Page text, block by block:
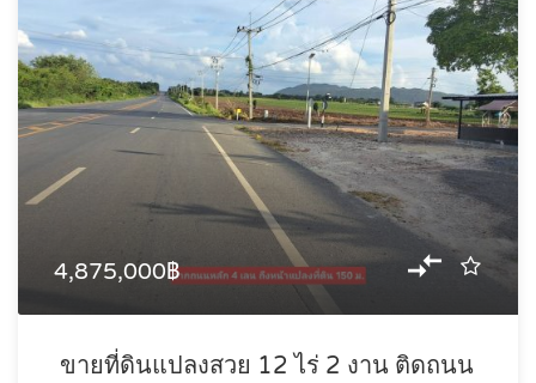
4,875,000฿
ขายที่ดินแปลงสวย 12 ไร่ 2 งาน ติดถนน